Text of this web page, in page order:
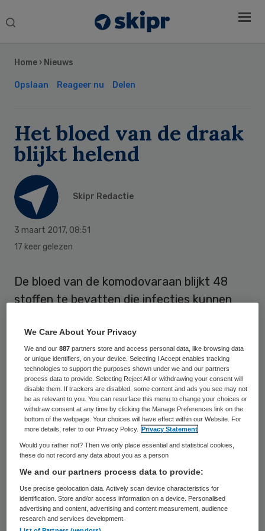
Search
Home › Nieuws
Opslaan Reageer nu Delen
Het bloed van de draak
blijkt helend
Skipr Redactie
3 maart 2017, 08:51
17 keer gelezen
De bloed van de komodovaraan blijkt 48
stoffen te bevatten die infecties kunnen
dat de grootste hagedis ter wereld zeer
zuiverende en beschermende stoffen in zijn
bloed heeft.
Onderzoekers van de George Mason
University in Fairfax in de Amerikaanse
staat Virginia hebben het bloed
geanalyseerd en bleken verrast over de
genezende stoffen die ze aantroffen.
De komodovaraan leeft op Komodo en
enkele andere Indonesische eilanden. Hij
Sidebar
We Care About Your Privacy
We and our887 partners store and access personal data, like browsing data
or unique identifiers, on your device. Selecting I Accept enables tracking
technologies to support the purposes shown under we and our partners
process data to provide. Selecting Reject All or withdrawing your consent will
disable them. If trackers are disabled, some content and ads you see may not
be as relevant to you. You can resurface this menu to change your choices or
withdraw consent at any time by clicking the Manage Preferences link on the
bottom of the webpage. Your choices will have effect within our Website. For
more details, refer to our Privacy Policy.
Privacy Statement
Would you rather not? Then we only place essential and statistical cookies,
these do not record any data about you as a person
We and our partners process data to provide:
Use precise geolocation data. Actively scan device characteristics for
identification. Store and/or access information on a device. Personalised
advertising and content, advertising and content measurement, audience
research and services development.